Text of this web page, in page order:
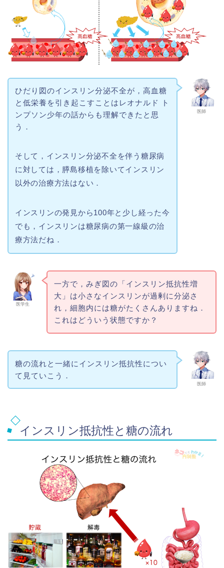
医師
ひだり図のインスリン分泌不全が，高血糖
と低栄養を引き起こすことはレオナルド ト
ンプソン少年の話からも理解できたと思
う．
そして，インスリン分泌不全を伴う糖尿病
に対しては，膵島移植を除いてインスリン
以外の治療方法はない．
インスリンの発見から100年と少し経った今
でも，インスリンは糖尿病の第一線級の治
療方法だね．
医学生
一方で，みぎ図の「インスリン抵抗性増
大」は小さなインスリンが過剰に分泌さ
れ，細胞内には糖がたくさんありますね．
これはどういう状態ですか？
医師
糖の流れと一緒にインスリン抵抗性につい
て見ていこう．
インスリン抵抗性と糖の流れ